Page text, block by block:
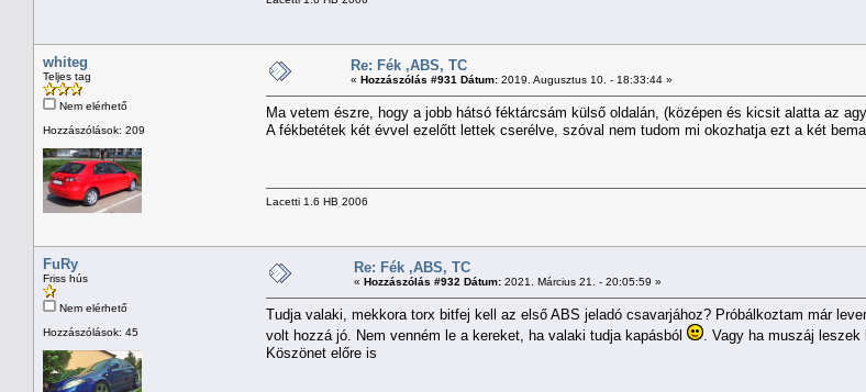
whiteg
Teljes tag
Nem elérhető
Hozzászólások: 209
Re: Fék ,ABS, TC
« Hozzászólás #931 Dátum: 2019. Augusztus 10. - 18:33:44 »
Ma vetem észre, hogy a jobb hátsó féktárcsám külső oldalán, (középen és kicsit alatta az
A fékbetétek két évvel ezelőtt lettek cserélve, szóval nem tudom mi okozhatja ezt a két
Lacetti 1.6 HB 2006
FuRy
Friss hús
Nem elérhető
Hozzászólások: 45
Re: Fék ,ABS, TC
« Hozzászólás #932 Dátum: 2021. Március 21. - 20:05:59 »
Tudja valaki, mekkora torx bitfej kell az első ABS jeladó csavarjához? Próbálkoztam már
volt hozzá jó. Nem venném le a kereket, ha valaki tudja kapásból
. Vagy ha muszáj
Köszönet előre is